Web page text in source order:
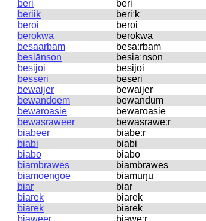
beri
beri
beriik
beriːk
beroi
beroi
berokwa
berokwa
besaarbam
besaːrbam
besiānson
besiaːnson
besijoi
besijoi
besseri
beseri
bewaijer
bewaijer
bewandoem
bewandum
bewaroasie
bewaroasie
bewasraweer
bewasraweːr
biabeer
biabeːr
biabi
biabi
biabo
biabo
biambrawes
biambrawes
biamoengoe
biamuŋu
biar
biar
biarek
biarek
biarek
biarek
biaweer
biaweːr